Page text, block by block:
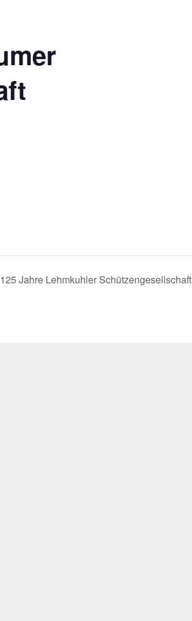
125 Jahre Lehmkuhler Schützengesellschaft